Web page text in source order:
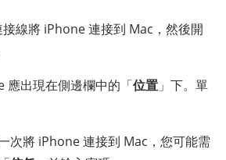
接線將 iPhone 連接到 Mac，然後開
應出現在側邊欄中的「位置 」下。單
次將 iPhone 連接到 Mac，您可能需